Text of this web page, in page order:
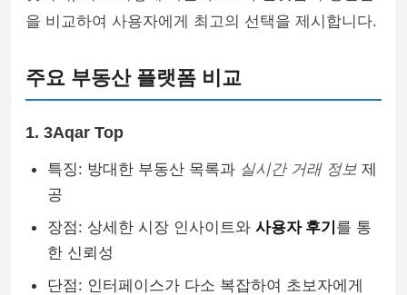
을 비교하여 사용자에게 최고의 선택을 제시합니다.
주요 부동산 플랫폼 비교
1. 3Aqar Top
특징: 방대한 부동산 목록과 실시간 거래 정보 제
공
장점: 상세한 시장 인사이트와 사용자 후기 를 통
한 신뢰성
단점: 인터페이스가 다소 복잡하여 초보자에게